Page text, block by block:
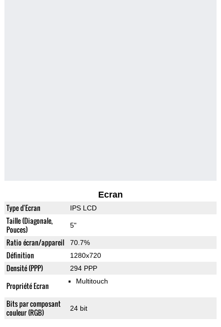
Ecran
Type d'Ecran IPS LCD
Taille (Diagonale,
Pouces)
5"
Ratio écran/appareil 70.7%
Définition 1280x720
Densité (PPP) 294 PPP
Propriété Ecran Multitouch
Bits par composant
couleur (RGB)
24 bit